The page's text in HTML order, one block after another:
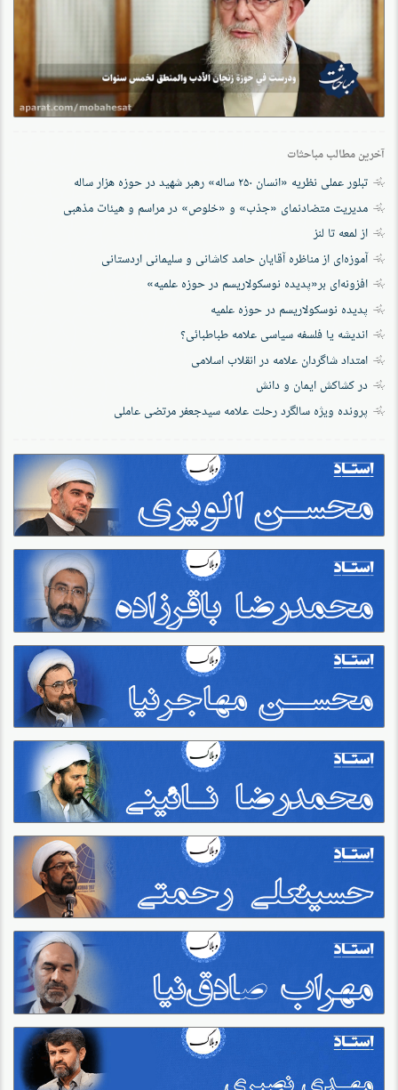
آخرین مطالب مباحثات
تبلور عملی نظریه «انسان ۲۵۰ ساله» رهبر شهید در حوزه هزار ساله
مدیریت متضادنمای «جذب» و «خلوص» در مراسم و هیئات مذهبی
از لمعه تا لنز
آموزه‌ای از مناظره آقایان حامد کاشانی و سلیمانی اردستانی
افزونه‌ای بر«پدیده نوسکولاریسم در حوزه‌ علمیه»
پدیده نوسکولاریسم در حوزه علمیه
اندیشه یا فلسفه سیاسی علامه طباطبائی؟
امتداد شاگردان علامه در انقلاب اسلامی
در کشاکش ایمان و دانش
پرونده‌ ویژه سالگرد رحلت علامه سیدجعفر مرتضی عاملی